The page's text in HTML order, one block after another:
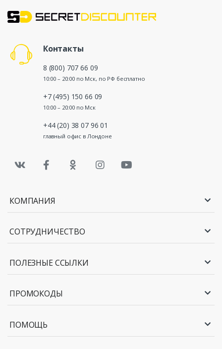
Контакты
8 (800) 707 66 09
10:00 – 20:00 по Мск, по РФ бесплатно
+7 (495) 150 66 09
10:00 – 20:00 по Мск
+44 (20) 38 07 96 01
главный офис в Лондоне
КОМПАНИЯ
СОТРУДНИЧЕСТВО
ПОЛЕЗНЫЕ ССЫЛКИ
ПРОМОКОДЫ
ПОМОЩЬ